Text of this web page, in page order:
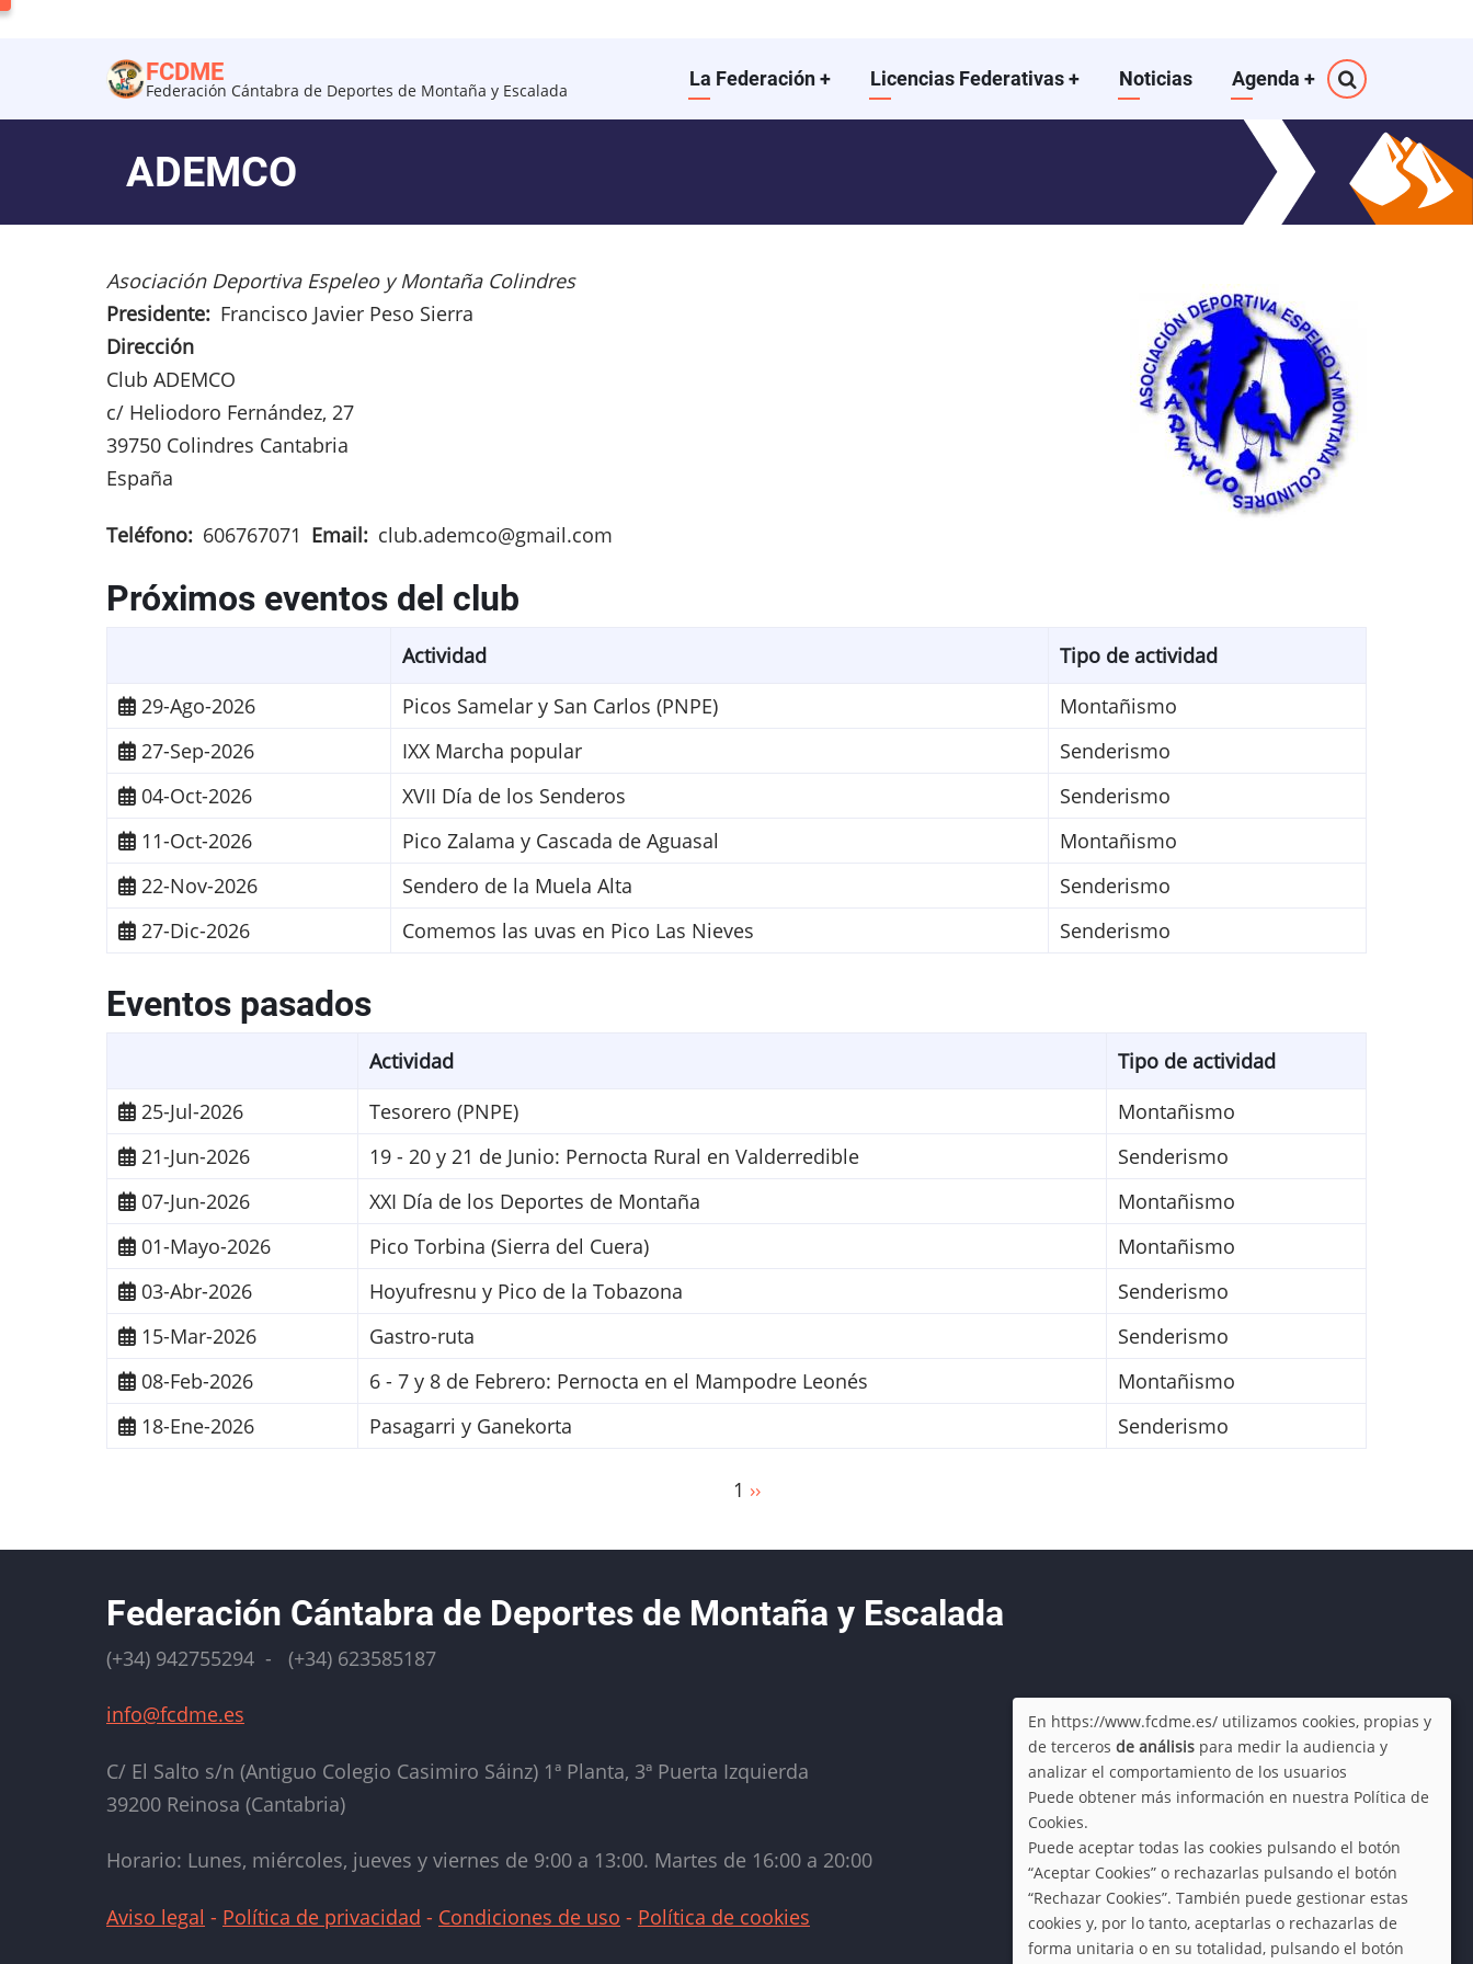
contenido
principal
FCDME
Federación Cántabra de Deportes de Montaña y Escalada
Main
La Federación+ Licencias Federativas+ Noticias Agenda +
ADEMCO
Asociación Deportiva Espeleo y Montaña Colindres
Presidente
Francisco Javier Peso Sierra
Dirección
Club ADEMCO
c/ Heliodoro Fernández, 27
39750 Colindres Cantabria
España
Teléfono 606767071 Email club.ademco@gmail.com
Próximos eventos del club
Actividad
Tipo de actividad
29-Ago-2026
Picos Samelar y San Carlos (PNPE)
Montañismo
27-Sep-2026
IXX Marcha popular
Senderismo
04-Oct-2026
XVII Día de los Senderos
Senderismo
11-Oct-2026
Pico Zalama y Cascada de Aguasal
Montañismo
22-Nov-2026
Sendero de la Muela Alta
Senderismo
27-Dic-2026
Comemos las uvas en Pico Las Nieves Senderismo
Eventos pasados
Actividad
Tipo de actividad
25-Jul-2026
Tesorero (PNPE)
Montañismo
21-Jun-2026
19 - 20 y 21 de Junio: Pernocta Rural en Valderredible
Senderismo
07-Jun-2026
XXI Día de los Deportes de Montaña
Montañismo
01-Mayo-2026
Pico Torbina (Sierra del Cuera)
Montañismo
03-Abr-2026
Hoyufresnu y Pico de la Tobazona
Senderismo
15-Mar-2026
Gastro-ruta
Senderismo
08-Feb-2026
6 - 7 y 8 de Febrero: Pernocta en el Mampodre Leonés
Montañismo
18-Ene-2026
Pasagarri y Ganekorta Senderismo
1 Siguiente
››
Federación Cántabra de Deportes de Montaña y Escalada
(+34) 942755294 - (+34) 623585187
info@fcdme.es
C/ El Salto s/n (Antiguo Colegio Casimiro Sáinz) 1ª Planta, 3ª Puerta Izquierda
39200 Reinosa (Cantabria)
Horario: Lunes, miércoles, jueves y viernes de 9:00 a 13:00. Martes de 16:00 a 20:00
Aviso legal - Política de privacidad - Condiciones de uso - Política de cookies
Use
of
personal
data
En https://www.fcdme.es/ utilizamos cookies, propias y
de terceros de análisis para medir la audiencia y
analizar el comportamiento de los usuarios
Puede obtener más información en nuestra Política de
Cookies.
Puede aceptar todas las cookies pulsando el botón
“Aceptar Cookies” o rechazarlas pulsando el botón
“Rechazar Cookies”. También puede gestionar estas
cookies y, por lo tanto, aceptarlas o rechazarlas de
forma unitaria o en su totalidad, pulsando el botón